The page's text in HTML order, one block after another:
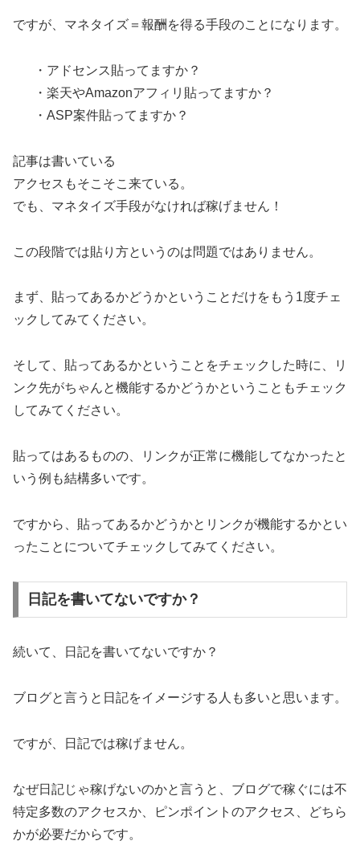
ですが、マネタイズ＝報酬を得る手段のことになります。
・アドセンス貼ってますか？
・楽天やAmazonアフィリ貼ってますか？
・ASP案件貼ってますか？
記事は書いている
アクセスもそこそこ来ている。
でも、マネタイズ手段がなければ稼げません！
この段階では貼り方というのは問題ではありません。
まず、貼ってあるかどうかということだけをもう1度チェ
ックしてみてください。
そして、貼ってあるかということをチェックした時に、リ
ンク先がちゃんと機能するかどうかということもチェック
してみてください。
貼ってはあるものの、リンクが正常に機能してなかったと
いう例も結構多いです。
ですから、貼ってあるかどうかとリンクが機能するかとい
ったことについてチェックしてみてください。
日記を書いてないですか？
続いて、日記を書いてないですか？
ブログと言うと日記をイメージする人も多いと思います。
ですが、日記では稼げません。
なぜ日記じゃ稼げないのかと言うと、ブログで稼ぐには不
特定多数のアクセスか、ピンポイントのアクセス、どちら
かが必要だからです。